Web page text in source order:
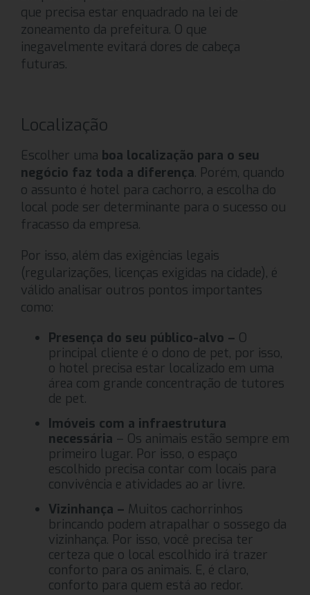
que precisa estar enquadrado na lei de
zoneamento da prefeitura. O que
inegavelmente evitará dores de cabeça
futuras.
Localização
Escolher uma boa localização para o seu
negócio faz toda a diferença. Porém, quando
o assunto é hotel para cachorro, a escolha do
local pode ser determinante para o sucesso ou
fracasso da empresa.
Por isso, além das exigências legais
(regularizações, licenças exigidas na cidade), é
válido analisar outros pontos importantes
como:
Presença do seu público-alvo – O
principal cliente é o dono de pet, por isso,
o hotel precisa estar localizado em uma
área com grande concentração de tutores
de pet.
Imóveis com a infraestrutura
necessária – Os animais estão sempre em
primeiro lugar. Por isso, o espaço
escolhido precisa contar com locais para
convivência e atividades ao ar livre.
Vizinhança – Muitos cachorrinhos
brincando podem atrapalhar o sossego da
vizinhança. Por isso, você precisa ter
certeza que o local escolhido irá trazer
conforto para os animais. E, é claro,
conforto para quem está ao redor.